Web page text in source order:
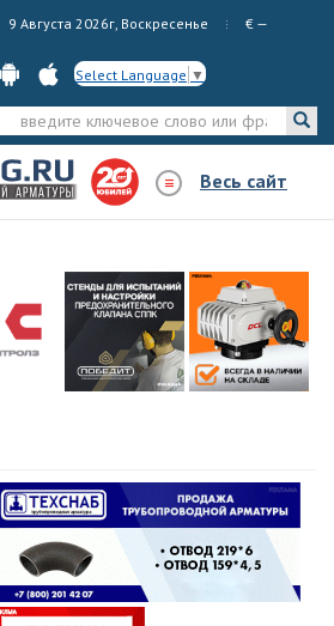
9 Августа 2026г, Воскресенье € —
Select Language ▼
Весь сайт